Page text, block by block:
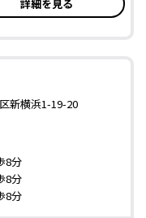
詳細を見る
新横浜1-19-20
8分
8分
8分